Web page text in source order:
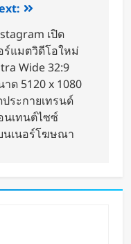
เปิด
ร์แมตวิดีโอใหม่
Wide 32:9
ด 5120 x 1080
ประกายเทรนด์
นเทนต์ไซซ์
นเนอร์โฆษณา